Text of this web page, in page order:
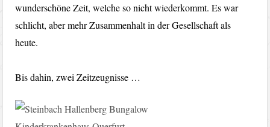
wunderschöne Zeit, welche so nicht wiederkommt. Es war
schlicht, aber mehr Zusammenhalt in der Gesellschaft als
heute.
Bis dahin, zwei Zeitzeugnisse …